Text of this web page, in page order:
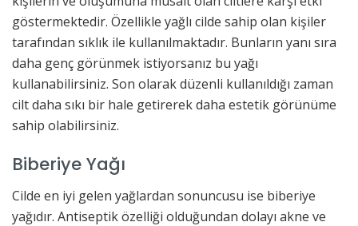
göstermektedir. Özellikle yağlı cilde sahip olan kişiler
tarafından sıklık ile kullanılmaktadır. Bunların yanı sıra
daha genç görünmek istiyorsanız bu yağı
kullanabilirsiniz. Son olarak düzenli kullanıldığı zaman
cilt daha sıkı bir hale getirerek daha estetik görünüme
sahip olabilirsiniz.
Biberiye Yağı
Cilde en iyi gelen yağlardan sonuncusu ise biberiye
yağıdır. Antiseptik özelliği olduğundan dolayı akne ve